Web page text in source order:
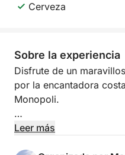
Cerveza
Sobre la experiencia
Disfrute de un
por la encantadora
Monopoli.
Admirará los
Leer más